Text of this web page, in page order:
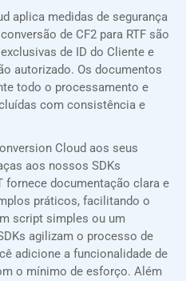
aplica medidas de segurança
de CF2 para RTF são
de ID do Cliente e
autorizado. Os documentos
todo o processamento e
com consistência e
Cloud aos seus
aos nossos SDKs
fornece documentação clara e
práticos, facilitando o
script simples ou um
agilizam o processo de
adicione a funcionalidade de
o mínimo de esforço. Além